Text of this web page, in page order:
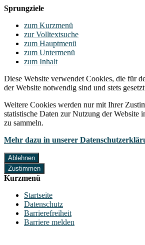
Sprungziele
zum Kurzmenü
zur Volltextsuche
zum Hauptmenü
zum Untermenü
zum Inhalt
Diese Website verwendet Cookies, die für
der Website notwendig sind und stets
Weitere Cookies werden nur mit Ihrer
statistische Daten zur Nutzung der Website
zu sammeln.
Mehr dazu in unserer
Ablehnen
Zustimmen
Kurzmenü
Startseite
Datenschutz
Barrierefreiheit
Barriere melden